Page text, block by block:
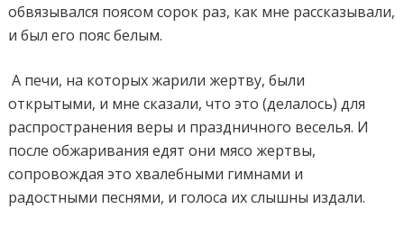
обвязывался поясом сорок раз, как мне рассказывали,
и был его пояс белым.
А печи, на которых жарили жертву, были
открытыми, и мне сказали, что это (делалось) для
распространения веры и праздничного веселья. И
после обжаривания едят они мясо жертвы,
сопровождая это хвалебными гимнами и
радостными песнями, и голоса их слышны издали.